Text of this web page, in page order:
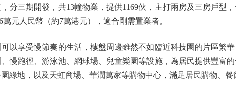
三期開發，共13幢物業，提供1169伙，主打兩房及三房戶型，
元人民幣（約7萬港元），適合剛需置業者。
享受慢節奏的生活，樓盤周邊雖然不如臨近科技園的片區繁華
慢跑徑、游泳池、網球場、兒童樂園等設施，為居民提供豐富
綠地，以及天虹商場、華潤萬家等購物中心，滿足居民購物、餐